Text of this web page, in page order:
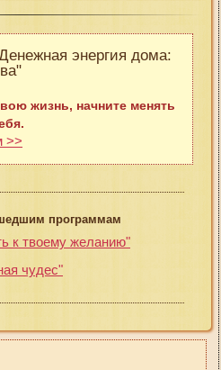
энергия дома:
жизнь, начните менять
>>
программам
к твоему желанию"
чудес"